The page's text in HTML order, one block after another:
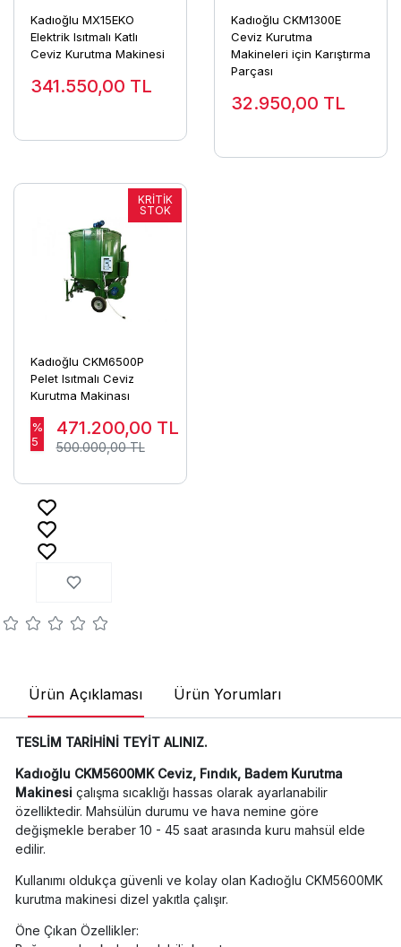
Kadıoğlu MX15EKO
Elektrik Isıtmalı Katlı
Ceviz Kurutma Makinesi
341.550,00 TL
Kadıoğlu CKM1300E
Ceviz Kurutma
Makineleri için Karıştırma
Parçası
32.950,00 TL
Kadıoğlu CKM6500P
Pelet Isıtmalı Ceviz
Kurutma Makinası
%
5
471.200,00 TL
500.000,00 TL
Ürün Açıklaması Ürün Yorumları
TESLİM TARİHİNİ TEYİT ALINIZ.
Kadıoğlu CKM5600MK Ceviz, Fındık, Badem Kurutma
Makinesi çalışma sıcaklığı hassas olarak ayarlanabilir
özelliktedir. Mahsülün durumu ve hava nemine göre
değişmekle beraber 10 - 45 saat arasında kuru mahsül elde
edilir.
Kullanımı oldukça güvenli ve kolay olan Kadıoğlu CKM5600MK
kurutma makinesi dizel yakıtla çalışır.
Öne Çıkan Özellikler: